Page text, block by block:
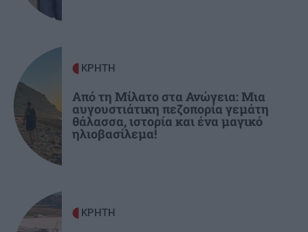
Κρήτη -Τριπλή παγκόσμια διάκριση: Τρεις
GOSSIP - LIFESTYLE
Παπαμιχαήλ: Η ανάρτηση της Φίνος Φιλμ για
τα 22 χρόνια από τον θάνατο του
ΚΡΗΤΗ
Από τη Μίλατο στα Ανώγεια: Μια
αυγουστιάτικη πεζοπορία γεμάτη
θάλασσα, ιστορία και ένα μαγικό
ηλιοβασίλεμα!
ΚΡΗΤΗ